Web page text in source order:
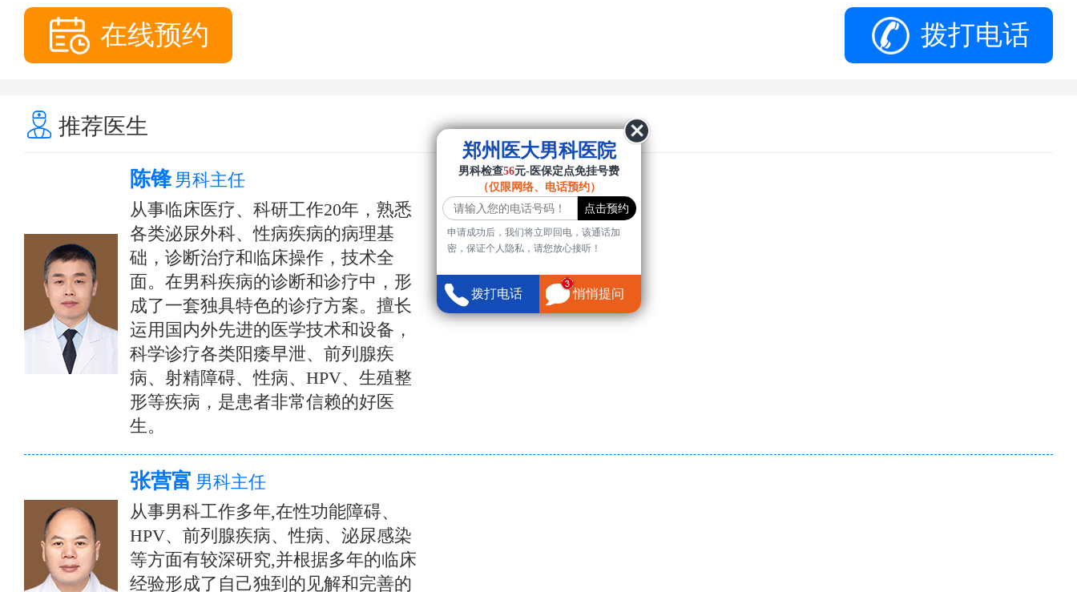
在线预约 拨打电话
推荐医生
陈锋 男科主任
从事临床医疗、科研工作20年，熟悉
各类泌尿外科、性病疾病的病理基
础，诊断治疗和临床操作，技术全
面。在男科疾病的诊断和诊疗中，形
成了一套独具特色的诊疗方案。擅长
运用国内外先进的医学技术和设备，
科学诊疗各类阳痿早泄、前列腺疾
病、射精障碍、性病、HPV、生殖整
形等疾病，是患者非常信赖的好医
生。
张营富 男科主任
从事男科工作多年,在性功能障碍、
HPV、前列腺疾病、性病、泌尿感染
等方面有较深研究,并根据多年的临床
经验形成了自己独到的见解和完善的
郑州医大男科医院
男科检查56元-医保定点免挂号费
（仅限网络、电话预约）
申请成功后，我们将立即回电，该通话加
密，保证个人隐私，请您放心接听！
拨打电话 悄悄提问